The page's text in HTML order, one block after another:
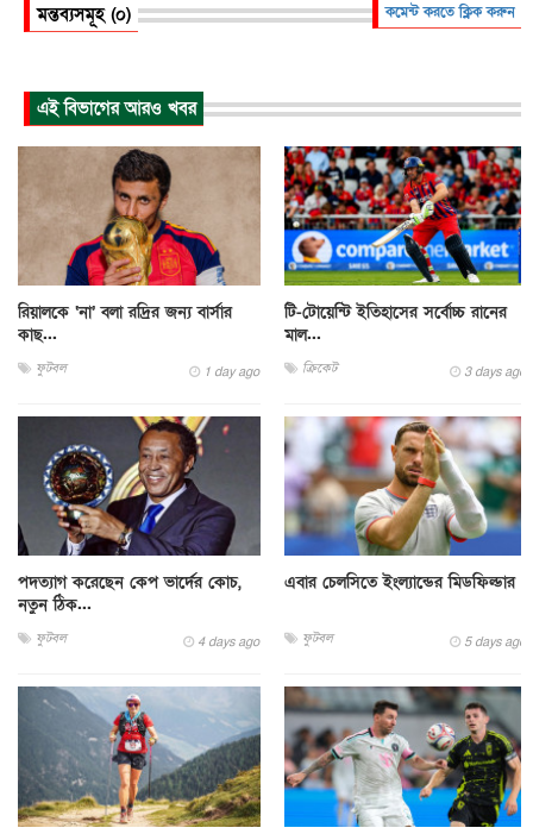
মন্তব্যসমূহ (০) কমেন্ট করতে ক্লিক করুন
এই বিভাগের আরও খবর
রিয়ালকে ‘না’ বলা রদ্রির জন্য বার্সার
কাছ...
ফুটবল 1 day ago
টি-টোয়েন্টি ইতিহাসের সর্বোচ্চ রানের
মাল...
ক্রিকেট 3 days ago
পদত্যাগ করেছেন কেপ ভার্দের কোচ,
নতুন ঠিক...
ফুটবল 4 days ago
এবার চেলসিতে ইংল্যান্ডের মিডফিল্ডার
ফুটবল 5 days ago